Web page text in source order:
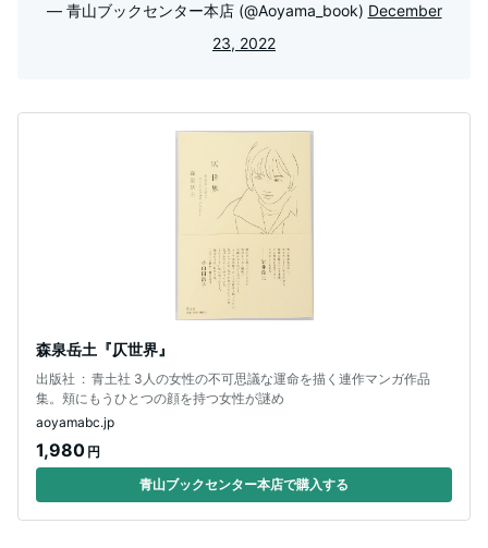
— 青山ブックセンター本店 (@Aoyama_book) December
23, 2022
森泉岳土『仄世界』
出版社 ‏ : ‎ 青土社 3人の女性の不可思議な運命を描く連作マンガ作品
集。頬にもうひとつの顔を持つ女性が謎め
aoyamabc.jp
1,980 円
青山ブックセンター本店で購入する